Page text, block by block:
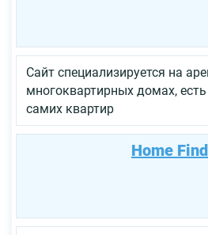
Сайт специализируется на
многоквартирных домах,
самих квартир
Home